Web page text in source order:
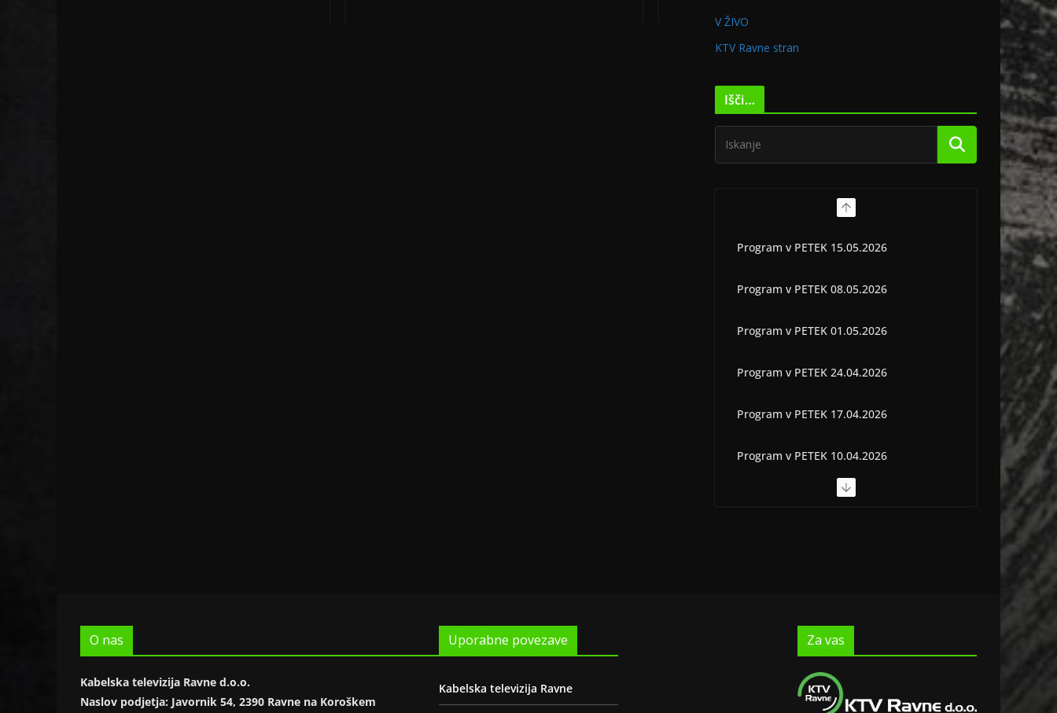
V ŽIVO
KTV Ravne stran
Išči…
Program v PETEK 15.05.2026
Program v PETEK 08.05.2026
Program v PETEK 01.05.2026
Program v PETEK 24.04.2026
Program v PETEK 17.04.2026
Program v PETEK 10.04.2026
Program v PETEK 03.04.2026
O nas
Kabelska televizija Ravne d.o.o.
Naslov podjetja: Javornik 54, 2390 Ravne na Koroškem
Uporabne povezave
Kabelska televizija Ravne
Za vas